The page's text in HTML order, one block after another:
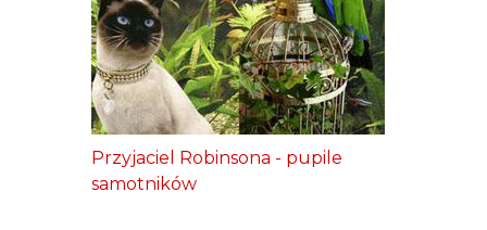
Przyjaciel Robinsona - pupile
samotników